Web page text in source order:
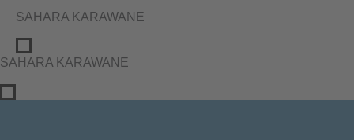
SAHARA KARAWANE
SAHARA KARAWANE